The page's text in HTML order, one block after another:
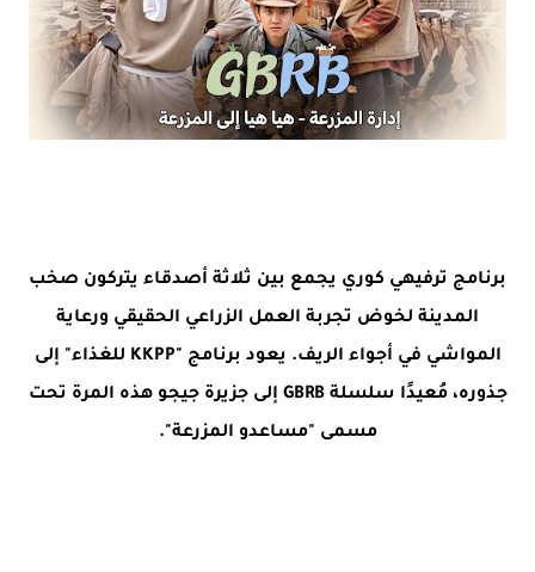
برنامج ترفيهي كوري يجمع بين ثلاثة أصدقاء يتركون صخب
المدينة لخوض تجربة العمل الزراعي الحقيقي ورعاية
المواشي في أجواء الريف. يعود برنامج "KKPP للغذاء" إلى
جذوره، مُعيدًا سلسلة GBRB إلى جزيرة جيجو هذه المرة تحت
مسمى "مساعدو المزرعة".